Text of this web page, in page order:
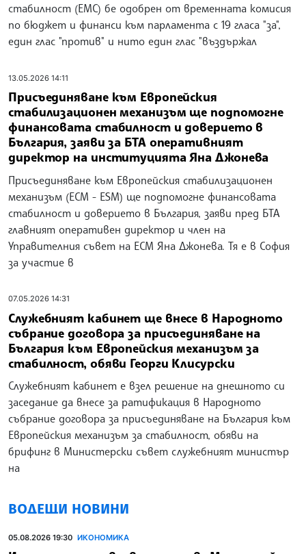
стабилност (ЕМС) бе одобрен от временната комисия
по бюджет и финанси към парламента с 19 гласа "за",
един глас "против" и нито един глас "въздържал
13.05.2026 14:11
Присъединяване към Европейския
стабилизационен механизъм ще подпомогне
финансовата стабилност и доверието в
България, заяви за БТА оперативният
директор на институцията Яна Джонева
Присъединяване към Европейския стабилизационен
механизъм (ЕСМ - ESM) ще подпомогне финансовата
стабилност и доверието в България, заяви пред БТА
главният оперативен директор и член на
Управителния съвет на ЕСМ Яна Джонева. Тя е в София
за участие в
07.05.2026 14:31
Служебният кабинет ще внесе в Народното
събрание договора за присъединяване на
България към Европейския механизъм за
стабилност, обяви Георги Клисурски
Служебният кабинет е взел решение на днешното си
заседание да внесе за ратификация в Народното
събрание договора за присъединяване на България към
Европейския механизъм за стабилност, обяви на
брифинг в Министерски съвет служебният министър
на
ВОДЕЩИ НОВИНИ
05.08.2026 19:30 ИКОНОМИКА